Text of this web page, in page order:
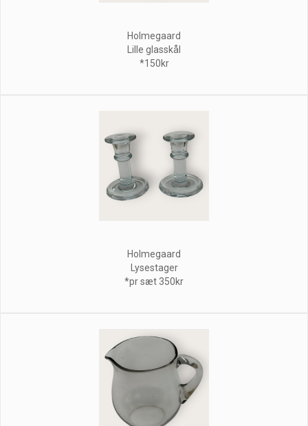
Holmegaard
Lille glasskål
*150kr
Holmegaard
Lysestager
*pr sæt 350kr